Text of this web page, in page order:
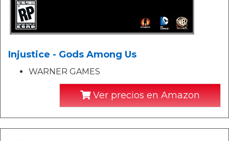
Injustice - Gods Among Us
WARNER GAMES
Ver precios en Amazon